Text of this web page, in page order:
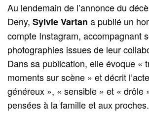
Au lendemain de l’annonce du
Deny,Sylvie Vartan a publié un
compte Instagram, accompagnant
photographies issues de leur
Dans sa publication, elle évoque «
moments sur scène » et décrit
généreux », « sensible » et « drôle
pensées à la famille et aux proches.